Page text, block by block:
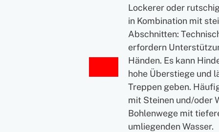
Lockerer oder
in Kombination mit
Abschnitten:
erfordern
Händen. Es kann
hohe Überstiege und
Treppen geben.
mit Steinen und/oder
Bohlenwege mit
umliegenden Wasser.